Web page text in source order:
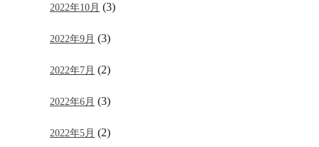
2022年10月 (3)
2022年9月 (3)
2022年7月 (2)
2022年6月 (3)
2022年5月 (2)